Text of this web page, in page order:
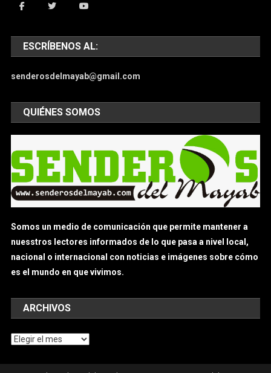
ESCRÍBENOS AL:
senderosdelmayab@gmail.com
QUIÉNES SOMOS
Somos un medio de comunicación que permite mantener a
nuesstros lectores informados de lo que pasa a nivel local,
nacional o internacional con noticias e imágenes sobre cómo
es el mundo en que vivimos.
ARCHIVOS
Archivos